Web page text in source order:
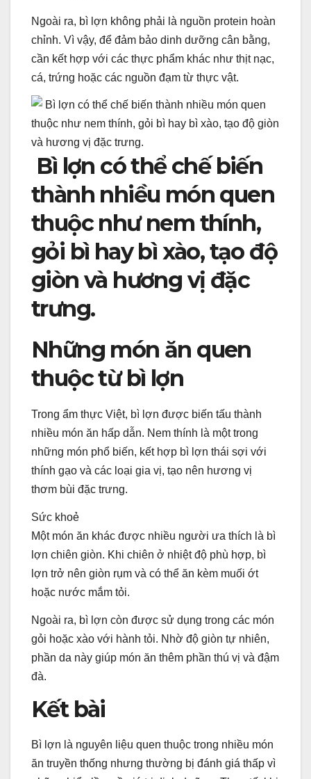
Ngoài ra, bì lợn không phải là nguồn protein hoàn
chỉnh. Vì vậy, để đảm bảo dinh dưỡng cân bằng,
cần kết hợp với các thực phẩm khác như thịt nạc,
cá, trứng hoặc các nguồn đạm từ thực vật.
Bì lợn có thể chế biến
thành nhiều món quen
thuộc như nem thính,
gỏi bì hay bì xào, tạo độ
giòn và hương vị đặc
trưng.
Những món ăn quen
thuộc từ bì lợn
Trong ẩm thực Việt, bì lợn được biến tấu thành
nhiều món ăn hấp dẫn. Nem thính là một trong
những món phổ biến, kết hợp bì lợn thái sợi với
thính gạo và các loại gia vị, tạo nên hương vị
thơm bùi đặc trưng.
Sức khoẻ
Một món ăn khác được nhiều người ưa thích là bì
lợn chiên giòn. Khi chiên ở nhiệt độ phù hợp, bì
lợn trở nên giòn rụm và có thể ăn kèm muối ớt
hoặc nước mắm tỏi.
Ngoài ra, bì lợn còn được sử dụng trong các món
gỏi hoặc xào với hành tỏi. Nhờ độ giòn tự nhiên,
phần da này giúp món ăn thêm phần thú vị và đậm
đà.
Kết bài
Bì lợn là nguyên liệu quen thuộc trong nhiều món
ăn truyền thống nhưng thường bị đánh giá thấp vì